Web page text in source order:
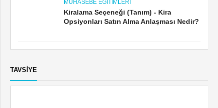
MUHASEBE EĞITIMLERI
Kiralama Seçeneği (Tanım) - Kira
Opsiyonları Satın Alma Anlaşması Nedir?
TAVSIYE